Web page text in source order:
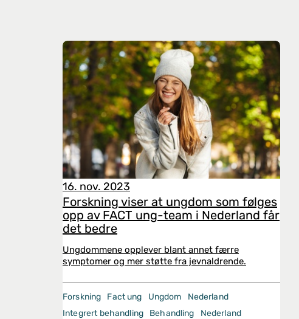
16. nov. 2023
Forskning viser at ungdom som følges
opp av FACT ung-team i Nederland får
det bedre
Ungdommene opplever blant annet færre
symptomer og mer støtte fra jevnaldrende.
Forskning Fact ung Ungdom
Nederland
Integrert behandling
Behandling Nederland